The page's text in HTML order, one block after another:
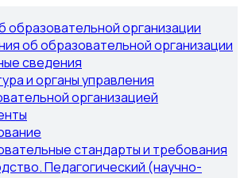
образовательной организации
об образовательной организации
сведения
и органы управления
организацией
стандарты и требования
Педагогический (научно-